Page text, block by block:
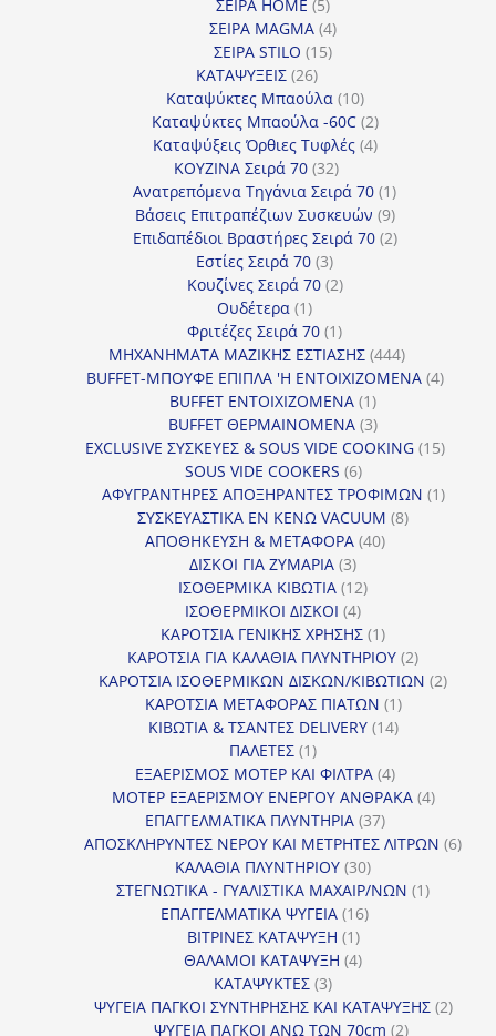
ΣΕΙΡΑ HOME 5
προϊόντα
ΣΕΙΡΑ MAGMA 44
προϊόντα
ΣΕΙΡΑ STILO 1515
ΚΑΤΑΨΥΞΕΙΣ 2626
προϊόντα
Καταψύκτες Μπαούλα 1010
προϊόντα
Καταψύκτες Μπαούλα -60C 22
προϊόντα
Καταψύξεις Όρθιες Τυφλές 44
ΚΟΥΖΙΝΑ Σειρά 70 3232
προϊόντα
Ανατρεπόμενα Τηγάνια Σειρά 70 11
προϊόν
Βάσεις Επιτραπέζιων Συσκευών 99
προϊόντα
Επιδαπέδιοι Βραστήρες Σειρά 70 22
Εστίες Σειρά 70 33
προϊόντα
Κουζίνες Σειρά 70 22
Ουδέτερα 11
προϊόν
Φριτέζες Σειρά 70 11
προϊόν
ΜΗΧΑΝΗΜΑΤΑ ΜΑΖΙΚΗΣ ΕΣΤΙΑΣΗΣ 444444
προϊόντα
BUFFET-ΜΠΟΥΦΕ ΕΠΙΠΛΑ 'Η ΕΝΤΟΙΧΙΖΟΜΕΝΑ 44
BUFFET ΕΝΤΟΙΧΙΖΟΜΕΝΑ 11
προϊόν
BUFFET ΘΕΡΜΑΙΝΟΜΕΝΑ 33
προϊόντα
EXCLUSIVE ΣΥΣΚΕΥΕΣ & SOUS VIDE COOKING 1515
SOUS VIDE COOKERS 66
προϊόντα
ΑΦΥΓΡΑΝΤΗΡΕΣ ΑΠΟΞΗΡΑΝΤΕΣ ΤΡΟΦΙΜΩΝ 11
ΣΥΣΚΕΥΑΣΤΙΚΑ ΕΝ ΚΕΝΩ VACUUM 88
ΑΠΟΘΗΚΕΥΣΗ & ΜΕΤΑΦΟΡΑ 4040
ΔΙΣΚΟΙ ΓΙΑ ΖΥΜΑΡΙΑ 33
προϊόντα
ΙΣΟΘΕΡΜΙΚΑ ΚΙΒΩΤΙΑ 1212
ΙΣΟΘΕΡΜΙΚΟΙ ΔΙΣΚΟΙ 44
προϊόντα
ΚΑΡΟΤΣΙΑ ΓΕΝΙΚΗΣ ΧΡΗΣΗΣ 11
προϊόν
ΚΑΡΟΤΣΙΑ ΓΙΑ ΚΑΛΑΘΙΑ ΠΛΥΝΤΗΡΙΟΥ 22
προϊόντα
ΚΑΡΟΤΣΙΑ ΙΣΟΘΕΡΜΙΚΩΝ ΔΙΣΚΩΝ/ΚΙΒΩΤΙΩΝ 22
ΚΑΡΟΤΣΙΑ ΜΕΤΑΦΟΡΑΣ ΠΙΑΤΩΝ 11
προϊόν
ΚΙΒΩΤΙΑ & ΤΣΑΝΤΕΣ DELIVERY 1414
ΠΑΛΕΤΕΣ 11
προϊόν
ΕΞΑΕΡΙΣΜΟΣ ΜΟΤΕΡ ΚΑΙ ΦΙΛΤΡΑ 44
προϊόντα
ΜΟΤΕΡ ΕΞΑΕΡΙΣΜΟΥ ΕΝΕΡΓΟΥ ΑΝΘΡΑΚΑ 44
ΕΠΑΓΓΕΛΜΑΤΙΚΑ ΠΛΥΝΤΗΡΙΑ 3737
προϊόντα
ΑΠΟΣΚΛΗΡΥΝΤΕΣ ΝΕΡΟΥ ΚΑΙ ΜΕΤΡΗΤΕΣ ΛΙΤΡΩΝ 66
ΚΑΛΑΘΙΑ ΠΛΥΝΤΗΡΙΟΥ 3030
προϊόντα
ΣΤΕΓΝΩΤΙΚΑ - ΓΥΑΛΙΣΤΙΚΑ ΜΑΧΑΙΡ/ΝΩΝ 11
ΕΠΑΓΓΕΛΜΑΤΙΚΑ ΨΥΓΕΙΑ 1616
ΒΙΤΡΙΝΕΣ ΚΑΤΑΨΥΞΗ 11
προϊόν
ΘΑΛΑΜΟΙ ΚΑΤΑΨΥΞΗ 44
ΚΑΤΑΨΥΚΤΕΣ 33
προϊόντα
ΨΥΓΕΙΑ ΠΑΓΚΟΙ ΣΥΝΤΗΡΗΣΗΣ ΚΑΙ ΚΑΤΑΨΥΞΗΣ 22
ΨΥΓΕΙΑ ΠΑΓΚΟΙ ΑΝΩ ΤΩΝ 70cm 22